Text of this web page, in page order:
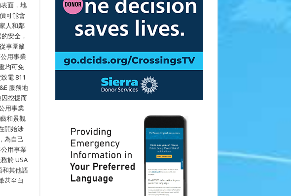
面，地
可能會
人和鄰
安全，
事圍籬
用事業
均可免
電 811
服務地
挖掘而
用事業
和景觀
開始涉
為自己
用事業
於 USA
和其他語
甚至白